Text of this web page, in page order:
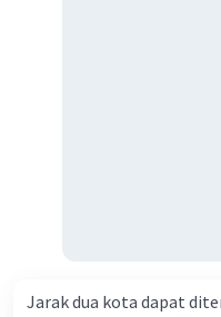
Jarak dua kota dapat